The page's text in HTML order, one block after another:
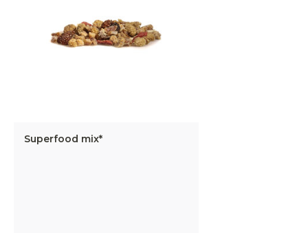
Superfood mix*